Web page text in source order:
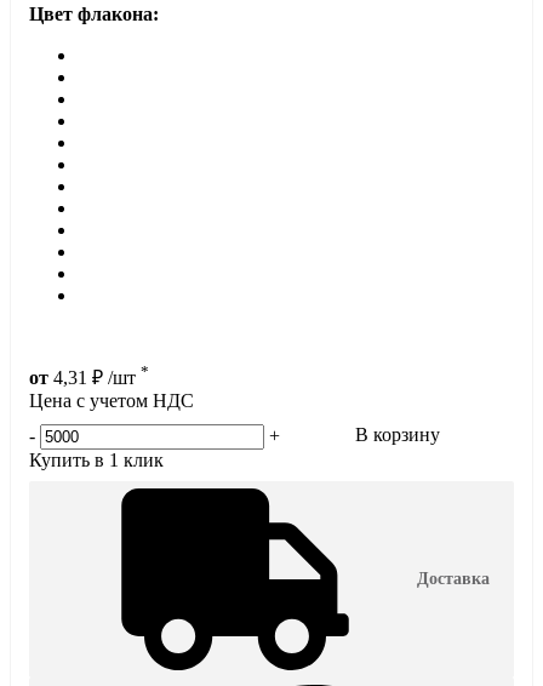
Цвет флакона:
от 4,31 ₽ /шт *
Цена с учетом НДС
-
+
В корзину
Купить в 1 клик
Доставка